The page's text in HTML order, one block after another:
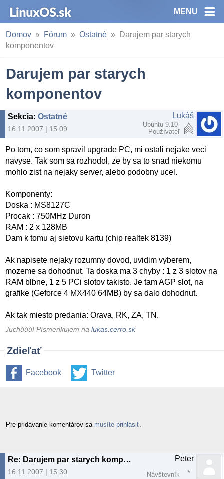
MENU
Domov Fórum Ostatné
Darujem par starych
komponentov
Darujem par starych
komponentov
Sekcia: Ostatné
16.11.2007 | 15:09
Lukáš
Ubuntu 9.10
Používateľ
Po tom, co som spravil upgrade PC, mi ostali nejake veci
navyse. Tak som sa rozhodol, ze by sa to snad niekomu
mohlo zist na nejaky server, alebo podobny ucel.
Komponenty:
Doska : MS8127C
Procak : 750MHz Duron
RAM : 2 x 128MB
Dam k tomu aj sietovu kartu (chip realtek 8139)
Ak napisete nejaky rozumny dovod, uvidim vyberem,
mozeme sa dohodnut. Ta doska ma 3 chyby : 1 z 3 slotov na
RAM blbne, 1 z 5 PCi slotov takisto. Je tam AGP slot, na
grafike (Geforce 4 MX440 64MB) by sa dalo dohodnut.
Ak tak miesto predania: Orava, RK, ZA, TN.
Juchúúú! Písmenkujem nalukas.cerro.sk
Zdieľať
Facebook Twitter
Pre pridávanie komentárov sa musíte prihlásiť
Re: Darujem par starych komponentov
16.11.2007 | 15:30
Peter
Návštevník